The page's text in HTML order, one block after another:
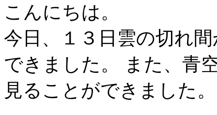
こんにちは。
今日、１３日雲の切れ
できました。 また、青
見ることができました。